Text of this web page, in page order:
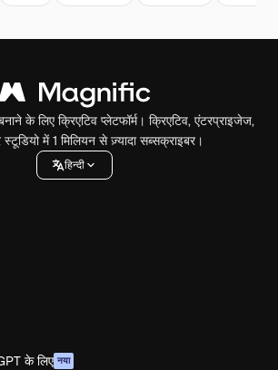
के लिए क्रिएटिव प्लेटफॉर्म। क्रिएटिव, एंटरप्राइजेज,
में 1 मिलियन से ज़्यादा सब्सक्राइबर।
हिन्दी
के लिए नया